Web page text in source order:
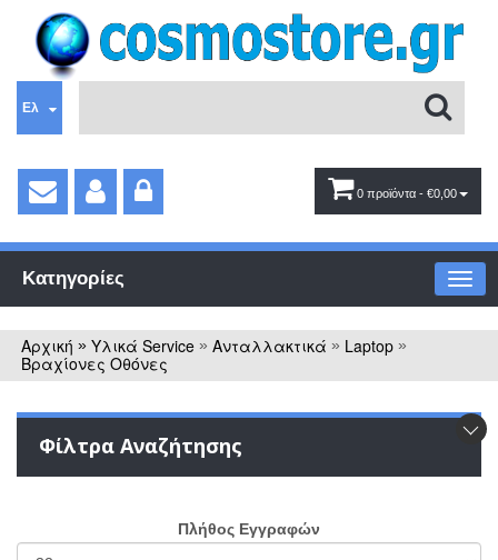
Ελ
0 προϊόντα - €0,00
Κατηγορίες
Αρχική » Υλικά Service » Ανταλλακτικά » Laptop »
Βραχίονες Οθόνες
Φίλτρα Αναζήτησης
Πλήθος Εγγραφών